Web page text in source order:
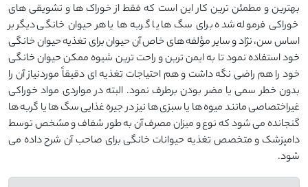
بهترین و مطمئن ترین کار این است که فقط از خوراک ها و تشویقی های
خوراکی فرموله شده برای سگ ها یا گربه ها یا هر حیوان خانگی دیگر بر
اساس سن، نژاد و سایر مؤلفه های خاص آن حیوان برای تغذیه حیوان خانگی
خود استفاده نمود تا به ایمن ترین و راحت ترین شیوه ممکن حیوان خانگی
خود را هم راضی نگه داشت و هم احتیاجات تغذیه ای دقیقاً موردنیاز آن را
بدون خطر سمی یا مضر بودن برطرف نمود. البته در مواردی مواد خوراکی
غیراختصاصی مانند میوه ها یا سبزی ها نیز در جیره غذایی سگ ها یا گربه ها
گنجانده می شود که نوع و میزان مصرف آن به طور شفاف و مشخص توسط
دامپزشک و متخصص تغذیه حیوانات خانگی برای صاحب آن شرح داده می
شود.